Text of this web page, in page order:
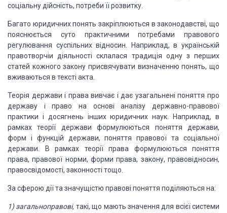
соціальну дійсність, потреби її розвитку.
Багато юридичних понять закріплюються в законодав­стві, що
пояснюється суто практичними потребами право­вого
регулювання суспільних відносин. Наприклад, в українській
правотворчіи діяльності склалася традиція одну з перших
статей кожного закону присвячувати визна­ченню понять, що
вживаються в тексті акта.
Теорія держави і права вивчає і дає узагальнені поняттяпро
державу і право на основі аналізу державно-правової
практики і досягнень інших юридичних наук.
Наприклад,в
рамках теорії держави формулюються поняття держави,
форм і функцій держави, поняття правової та соціальної
держави. В рамках теорії права формулюються поняття
права, правової норми, форми права, закону, правовідно­син,
правосвідомості, законності тощо.
За сферою дії та значущістю правові поняття поділя­ються на:
1) загальноправові, такі, що мають значення для всієїсистеми